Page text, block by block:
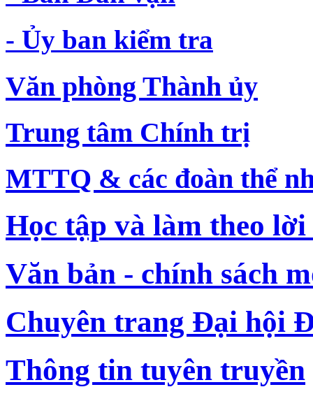
- Ủy ban kiểm tra
Văn phòng Thành ủy
Trung tâm Chính trị
MTTQ & các đoàn thể
Học tập và làm theo lời
Văn bản - chính sách
Chuyên trang Đại hội
Thông tin tuyên truyền